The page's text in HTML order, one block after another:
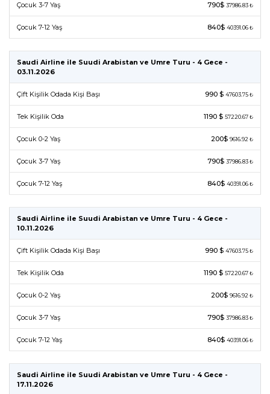
Çocuk 3-7 Yaş 790$ 37986.83 ₺
Çocuk 7-12 Yaş 840$ 40391.06 ₺
Saudi Airline ile Suudi Arabistan ve Umre Turu - 4 Gece -
03.11.2026
Çift Kişilik Odada Kişi Başı 990 $ 47603.75 ₺
Tek Kişilik Oda 1190 $ 57220.67 ₺
Çocuk 0-2 Yaş 200$ 9616.92 ₺
Çocuk 3-7 Yaş 790$ 37986.83 ₺
Çocuk 7-12 Yaş 840$ 40391.06 ₺
Saudi Airline ile Suudi Arabistan ve Umre Turu - 4 Gece -
10.11.2026
Çift Kişilik Odada Kişi Başı 990 $ 47603.75 ₺
Tek Kişilik Oda 1190 $ 57220.67 ₺
Çocuk 0-2 Yaş 200$ 9616.92 ₺
Çocuk 3-7 Yaş 790$ 37986.83 ₺
Çocuk 7-12 Yaş 840$ 40391.06 ₺
Saudi Airline ile Suudi Arabistan ve Umre Turu - 4 Gece -
17.11.2026